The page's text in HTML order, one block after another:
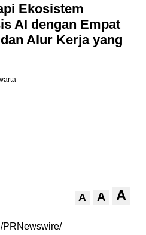
Ekosistem
AI dengan Empat
Alur Kerja yang
A A A
/PRNewswire/